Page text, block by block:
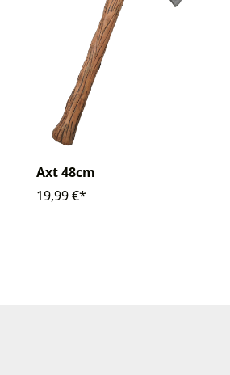
Axt 48cm
19,99 €*